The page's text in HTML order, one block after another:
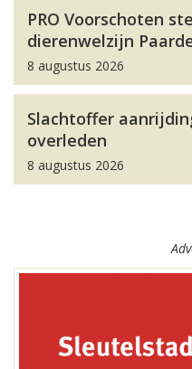
PRO Voorschoten
dierenwelzijn
8 augustus 2026
Slachtoffer
overleden
8 augustus 2026